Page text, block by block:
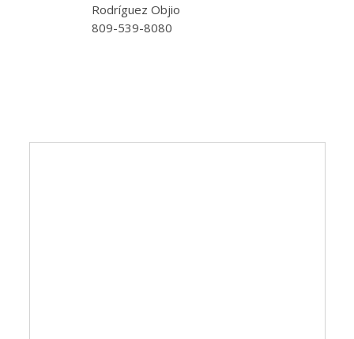
Rodríguez Objio
809-539-8080